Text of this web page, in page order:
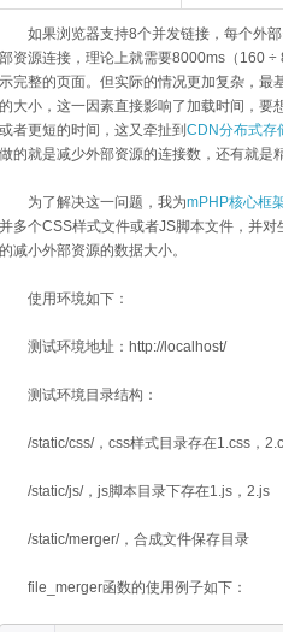
如果浏览器支持8个并发链接，每个外
部资源连接，理论上就需要8000ms（160
示完整的页面。但实际的情况更加复杂，最
的大小，这一因素直接影响了加载时间，要
或者更短的时间，这又牵扯到CDN分布式存
做的就是减少外部资源的连接数，还有就是
为了解决这一问题，我为mPHP核心框
并多个CSS样式文件或者JS脚本文件，并
的减小外部资源的数据大小。
使用环境如下：
测试环境地址：http://localhost/
测试环境目录结构：
/static/css/，css样式目录存在1.css，
/static/js/，js脚本目录下存在1.js，2.js
/static/merger/，合成文件保存目录
file_merger函数的使用例子如下：